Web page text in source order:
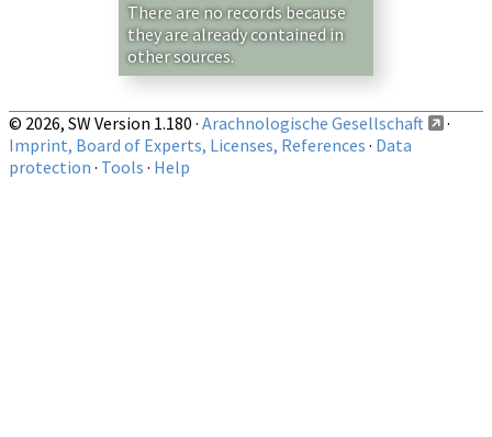
There are no records because
they are already contained in
other sources.
© 2026, SW Version 1.180 · Arachnologische Gesellschaft
·
Imprint, Board of Experts, Licenses, References · Data
protection · Tools · Help